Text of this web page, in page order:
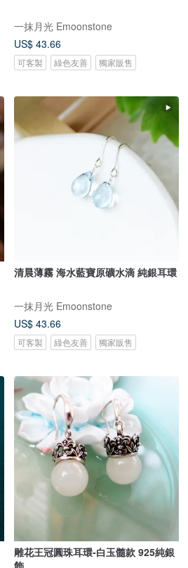
一抹月光 Emoonstone
US$ 43.66
可客製 綠色友善 獨家販售
清晨薄霧 海水藍寶原礦水滴 純銀耳環
一抹月光 Emoonstone
US$ 43.66
可客製 綠色友善 獨家販售
雕花王冠圓珠耳環-白玉髓款 925純銀